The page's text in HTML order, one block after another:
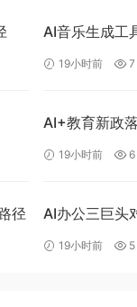
AI音乐生成工
对比19小时前 7
AI+教育新政
19小时前 6
径
AI办公三巨头
场景实测
19小时前 5